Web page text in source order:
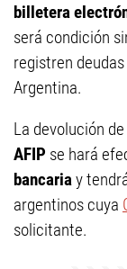
billetera
será condición
registren
Argentina.
La devolución
AFIP se hará
bancaria y
argentinos cuya
solicitante.